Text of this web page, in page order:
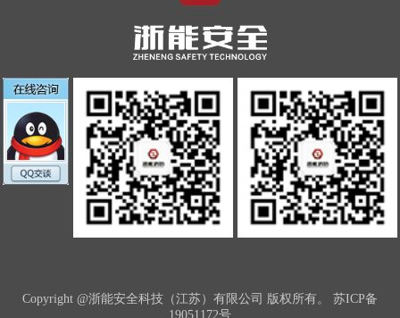
Copyright @浙能安全科技（江苏）有限公司 版权所有。 苏ICP备
19051172号